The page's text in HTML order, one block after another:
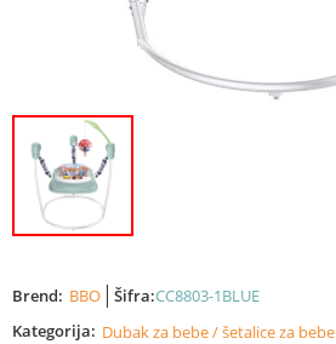
Brend: BBO Šifra:CC8803-1BLUE
Kategorija: Dubak za bebe / šetalice za bebe